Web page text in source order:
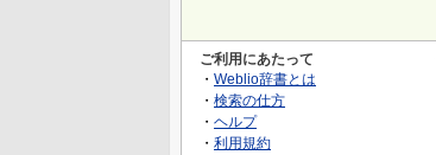
ご利用にあたって
・ Weblio辞書とは
・ 検索の仕方
・ ヘルプ
・ 利用規約